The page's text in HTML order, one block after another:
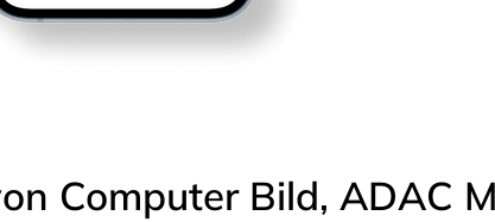
Computer Bild, ADAC